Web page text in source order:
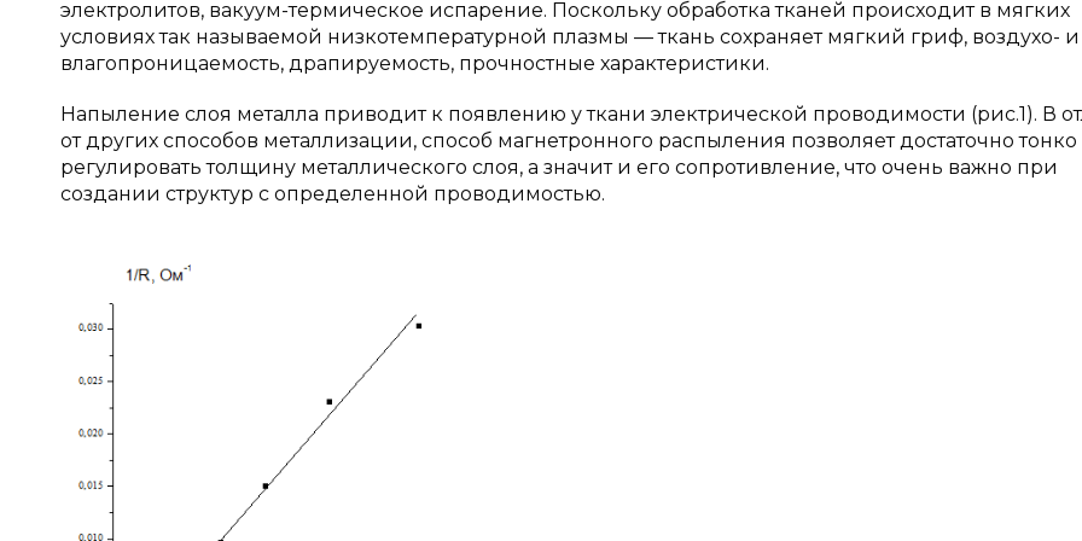
электролитов, вакуум-термическое испарение. Поскольку обработка тканей происходит в мягких
условиях так называемой низкотемпературной плазмы — ткань сохраняет мягкий гриф, воздухо- и
влагопроницаемость, драпируемость, прочностные характеристики.
Напыление слоя металла приводит к появлению у ткани электрической проводимости (рис.1). В
от других способов металлизации, способ магнетронного распыления позволяет достаточно тонко
регулировать толщину металлического слоя, а значит и его сопротивление, что очень важно при
создании структур с определенной проводимостью.